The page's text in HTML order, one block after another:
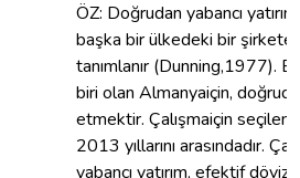
ÖZ: Doğrudan yabancı
başka bir ülkedeki bir şirkete
tanımlanır (Dunning,1977).
biri olan Almanyaiçin,
etmektir. Çalışmaiçin
2013 yıllarını arasındadır.
yabancı yatırım, efektif